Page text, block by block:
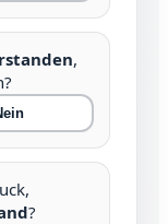
,
?